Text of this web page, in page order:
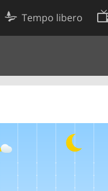
Tempo libero
Preferenze cookie